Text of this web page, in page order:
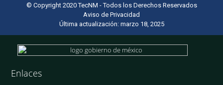
© Copyright 2020 TecNM - Todos los Derechos Reservados
Aviso de Privacidad
Última actualización: marzo 18, 2025
Enlaces